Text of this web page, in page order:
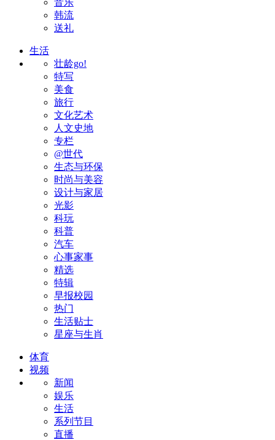
音乐
韩流
送礼
生活
壮龄go!
特写
美食
旅行
文化艺术
人文史地
专栏
@世代
生态与环保
时尚与美容
设计与家居
光影
科玩
科普
汽车
心事家事
精选
特辑
早报校园
热门
生活贴士
星座与生肖
体育
视频
新闻
娱乐
生活
系列节目
直播